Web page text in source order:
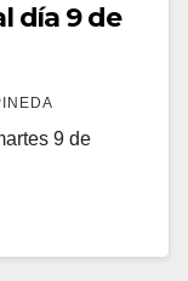
día 9 de
9 de